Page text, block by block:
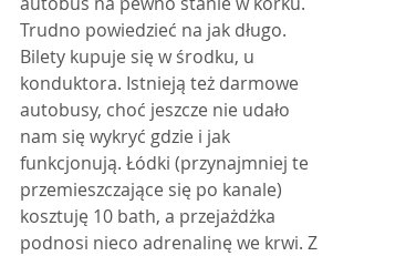
Trudno powiedzieć na jak długo.
Bilety kupuje się w środku, u
konduktora. Istnieją też darmowe
autobusy, choć jeszcze nie udało
nam się wykryć gdzie i jak
funkcjonują. Łódki (przynajmniej te
przemieszczające się po kanale)
kosztuję 10 bath, a przejażdżka
podnosi nieco adrenalinę we krwi. Z